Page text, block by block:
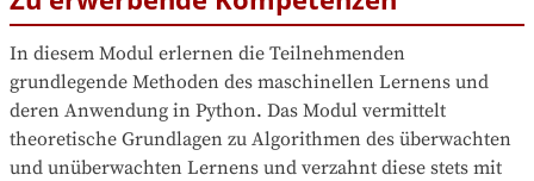
In diesem Modul erlernen die Teilnehmenden
grundlegende Methoden des maschinellen Lernens und
deren Anwendung in Python. Das Modul vermittelt
theoretische Grundlagen zu Algorithmen des überwachten
und unüberwachten Lernens und verzahnt diese stets mit